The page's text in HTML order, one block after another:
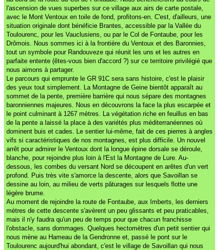
l'ascension de vues superbes sur ce village aux airs de carte postale,
avec le Mont Ventoux en toile de fond, profitons-en. C'est, d'ailleurs, une
situation originale dont bénéficie Brantes, accessible par la Vallée du
Toulourenc, pour les Vauclusiens, ou par le Col de Fontaube, pour les
Drômois. Nous sommes ici à la frontière du Ventoux et des Baronnies,
tout un symbole pour Randouveze qui réunit les uns et les autres en
parfaite entente (êtes-vous bien d'accord ?) sur ce territoire privilégié que
nous aimons à partager.
Le parcours qui emprunte le GR 91C sera sans histoire, c'est le plaisir
des yeux tout simplement. La Montagne de Geine bientôt apparaît au
sommet de la pente, première barrière qui nous sépare des montagnes
baronniennes majeures. Nous en découvrons la face la plus escarpée et
le point culminant à 1267 mètres. La végétation riche en feuillus en bas
de la pente a laissé la place à des variétés plus méditerranéennes où
dominent buis et cades. Le sentier lui-même, fait de ces pierres à angles
vifs si caractéristiques de nos montagnes, est plus difficile. Un nouvel
arrêt pour admirer le Ventoux dont la longue épine dorsale se déroule,
blanche, pour rejoindre plus loin à l'Est la Montagne de Lure. Au-
dessous, les combes du versant Nord se découpent en arêtes d'un vert
profond. Puis très vite s'amorce la descente, alors que Savoillan se
dessine au loin, au milieu de verts pâturages sur lesquels flotte une
légère brume.
Au moment de rejoindre la route de Fontaube, aux Imberts, les derniers
mètres de cette descente s'avèrent un peu glissants et peu praticables,
mais il n'y faudra qu'un peu de temps pour que chacun franchisse
l'obstacle, sans dommages. Quelques hectomètres d'un petit sentier qui
nous mène au Hameau de la Gendronne et, passé le pont sur le
Toulourenc aujourd'hui abondant, c'est le village de Savoillan qui nous